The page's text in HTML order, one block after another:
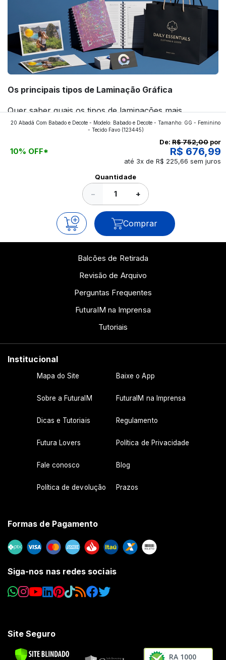
Os principais tipos de Laminação Gráfica
Quer saber quais os tipos de laminações mais
aplicados nos impressos da gráfica FuturaIM? Então,
continue a leitura que vamos revelar para você!
20 Abadá Com Babado e Decote - Modelo: Babado e Decote - Tamanho: GG - Feminino
- Tecido Favo(123445)
10% OFF*
De: R$ 752,00 por
R$ 676,99
até 3x de R$ 225,66 sem juros
Quantidade
− +
Comprar
Balcões de Retirada
Revisão de Arquivo
Perguntas Frequentes
FuturaIM na Imprensa
Tutoriais
Institucional
Mapa do Site Baixe o App
Sobre a FuturaIM FuturaIM na Imprensa
Dicas e Tutoriais Regulamento
Futura Lovers Política de Privacidade
Fale conosco Blog
Política de devolução Prazos
Formas de Pagamento
Siga-nos nas redes sociais
Site Seguro
RA 1000